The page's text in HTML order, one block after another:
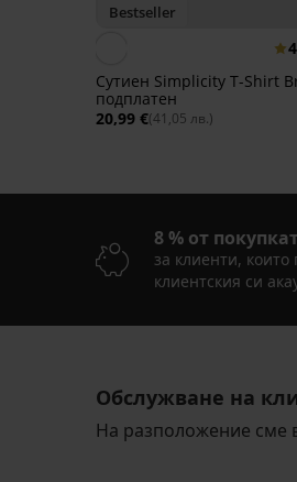
Bestseller
Сутиен Simplicity T-Shirt
подплатен
20,99 €(41,05 лв.)
8 % от
за клиенти, които
клиентския си
Обслужване на
На разположение сме